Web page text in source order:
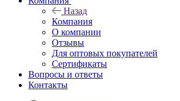
Назад
Компания
О компании
Отзывы
Для оптовых покупателей
Сертификаты
Вопросы и ответы
Контакты